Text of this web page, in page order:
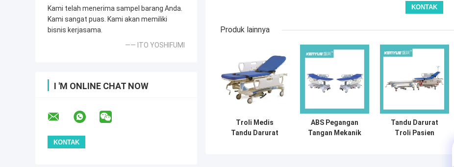
Kami telah menerima sampel barang Anda.
Kami sangat puas. Kami akan memiliki
bisnis kerjasama.
—— ITO YOSHIFUMI
I 'M ONLINE CHAT NOW
Produk lainnya
Troli Medis
Tandu Darurat
ABS Pegangan
Tangan Mekanik
Tandu Darurat
Troli Pasien